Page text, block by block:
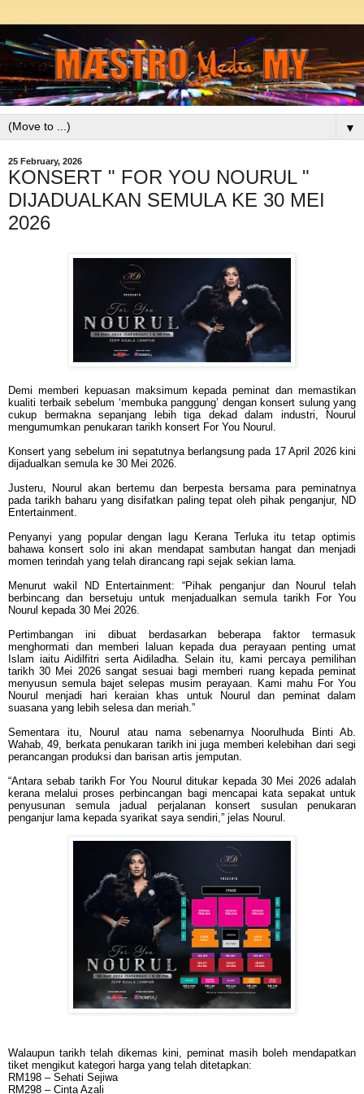
▼
25 February, 2026
KONSERT " FOR YOU NOURUL "
DIJADUALKAN SEMULA KE 30 MEI
2026
Demi memberi kepuasan maksimum kepada peminat dan memastikan
kualiti terbaik sebelum ‘membuka panggung’ dengan konsert sulung yang
cukup bermakna sepanjang lebih tiga dekad dalam industri, Nourul
mengumumkan penukaran tarikh konsert For You Nourul.
Konsert yang sebelum ini sepatutnya berlangsung pada 17 April 2026 kini
dijadualkan semula ke 30 Mei 2026.
Justeru, Nourul akan bertemu dan berpesta bersama para peminatnya
pada tarikh baharu yang disifatkan paling tepat oleh pihak penganjur, ND
Entertainment.
Penyanyi yang popular dengan lagu Kerana Terluka itu tetap optimis
bahawa konsert solo ini akan mendapat sambutan hangat dan menjadi
momen terindah yang telah dirancang rapi sejak sekian lama.
Menurut wakil ND Entertainment: “Pihak penganjur dan Nourul telah
berbincang dan bersetuju untuk menjadualkan semula tarikh For You
Nourul kepada 30 Mei 2026.
Pertimbangan ini dibuat berdasarkan beberapa faktor termasuk
menghormati dan memberi laluan kepada dua perayaan penting umat
Islam iaitu Aidilfitri serta Aidiladha.Selain itu, kami percaya pemilihan
tarikh 30 Mei 2026 sangat sesuai bagi memberi ruang kepada peminat
menyusun semula bajet selepas musim perayaan. Kami mahu For You
Nourul menjadi hari keraian khas untuk Nourul dan peminat dalam
suasana yang lebih selesa dan meriah.”
Sementara itu, Nourul atau nama sebenarnya Noorulhuda Binti Ab.
Wahab, 49, berkata penukaran tarikh ini juga memberi kelebihan dari segi
perancangan produksi dan barisan artis jemputan.
“Antara sebab tarikh For You Nourul ditukar kepada 30 Mei 2026 adalah
kerana melalui proses perbincangan bagi mencapai kata sepakat untuk
penyusunan semula jadual perjalanan konsert susulan penukaran
penganjur lama kepada syarikat saya sendiri,” jelas Nourul.
Walaupun tarikh telah dikemas kini, peminat masih boleh mendapatkan
tiket mengikut kategori harga yang telah ditetapkan:
RM198 – Sehati Sejiwa
RM298 – Cinta Azali